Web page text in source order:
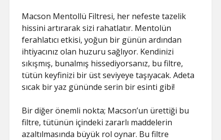
Macson Mentollü Filtresi, her nefeste tazelik
hissini artırarak sizi rahatlatır. Mentolün
ferahlatıcı etkisi, yoğun bir günün ardından
ihtiyacınız olan huzuru sağlıyor. Kendinizi
sıkışmış, bunalmış hissediyorsanız, bu filtre,
tütün keyfinizi bir üst seviyeye taşıyacak. Adeta
sıcak bir yaz gününde serin bir esinti gibi!
Bir diğer önemli nokta; Macson’un ürettiği bu
filtre, tütünün içindeki zararlı maddelerin
azaltılmasında büyük rol oynar. Bu filtre